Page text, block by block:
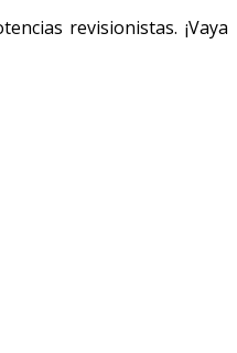
revisionistas. ¡Vaya